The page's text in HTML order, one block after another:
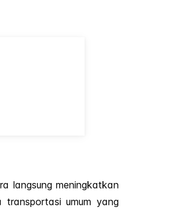
langsung meningkatkan
umum yang